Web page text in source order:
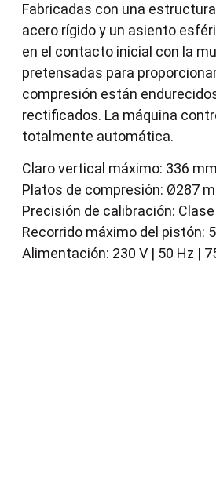
Fabricadas con una
acero rígido y un asiento
en el contacto inicial con la
pretensadas para
compresión están
rectificados. La máquina
totalmente automática.
Claro vertical máximo: 336 mm
Platos de compresión: Ø287
Precisión de calibración: Clase
Recorrido máximo del pistón:
Alimentación: 230 V | 50 Hz |